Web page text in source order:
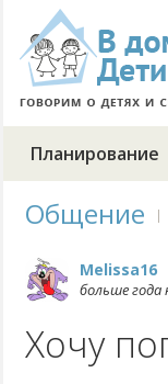
Планирование
Общение
Melissa16
больше года
Хочу